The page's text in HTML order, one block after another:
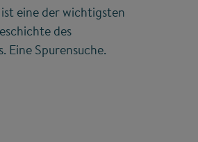
eine der wichtigsten
des
Eine Spurensuche.